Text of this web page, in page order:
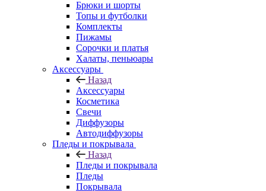
Брюки и шорты
Топы и футболки
Комплекты
Пижамы
Сорочки и платья
Халаты, пеньюары
Аксессуары
Назад
Аксессуары
Косметика
Свечи
Диффузоры
Автодиффузоры
Пледы и покрывала
Назад
Пледы и покрывала
Пледы
Покрывала